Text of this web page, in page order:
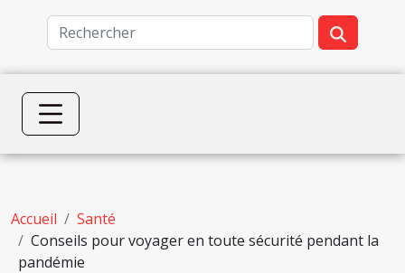
Accueil
Santé
Conseils pour voyager en toute sécurité pendant la
pandémie